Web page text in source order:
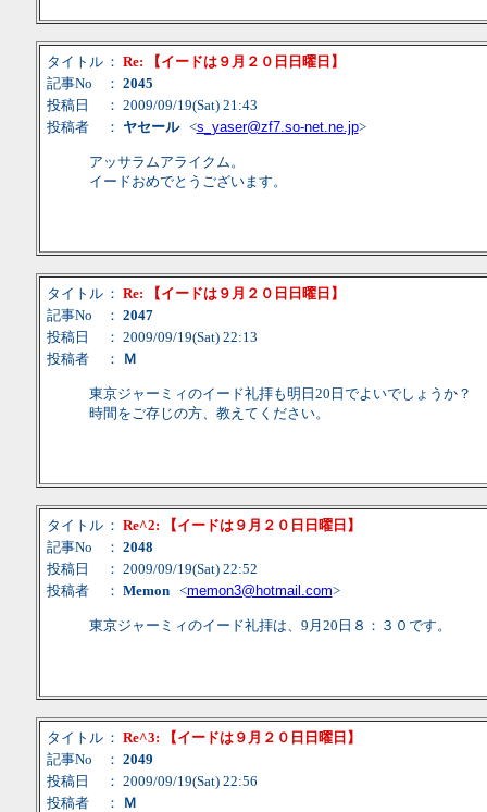
タイトル ： Re: 【イードは９月２０日日曜日】
記事No
： 2045
投稿日
： 2009/09/19(Sat) 21:43
投稿者
： ヤセール<s_yaser@zf7.so-net.ne.jp>
アッサラムアライクム。
イードおめでとうございます。
タイトル ： Re: 【イードは９月２０日日曜日】
記事No
： 2047
投稿日
： 2009/09/19(Sat) 22:13
投稿者
： Ｍ
東京ジャーミィのイード礼拝も明日20日でよいでしょうか？
時間をご存じの方、教えてください。
タイトル ： Re^2: 【イードは９月２０日日曜日】
記事No
： 2048
投稿日
： 2009/09/19(Sat) 22:52
投稿者
： Memon<memon3@hotmail.com>
東京ジャーミィのイード礼拝は、9月20日８：３０です。
タイトル ： Re^3: 【イードは９月２０日日曜日】
記事No
： 2049
投稿日
： 2009/09/19(Sat) 22:56
投稿者
： Ｍ